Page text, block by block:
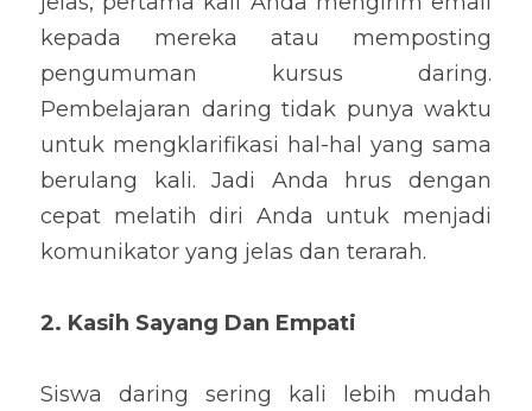
kepada mereka atau memposting
pengumuman kursus daring.
Pembelajaran daring tidak punya waktu
untuk mengklarifikasi hal-hal yang sama
berulang kali. Jadi Anda hrus dengan
cepat melatih diri Anda untuk menjadi
komunikator yang jelas dan terarah.
2. Kasih Sayang Dan Empati
Siswa daring sering kali lebih mudah